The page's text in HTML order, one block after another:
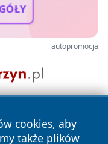
autopromocja
cookies, aby
także plików